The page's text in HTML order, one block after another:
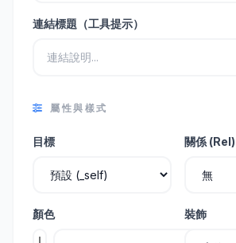
連結標題（工具提示）
屬性與樣式
目標 關係 (Rel)
顏色 裝飾